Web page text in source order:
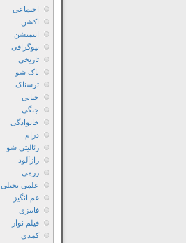
اجتماعی
اکشن
انیمیشن
بیوگرافی
تاریخی
تاک شو
ترسناک
جنایی
جنگی
خانوادگی
درام
رئالیتی شو
رازآلود
رزمی
علمی تخیلی
غم انگیز
فانتزی
فیلم نوآر
کمدی